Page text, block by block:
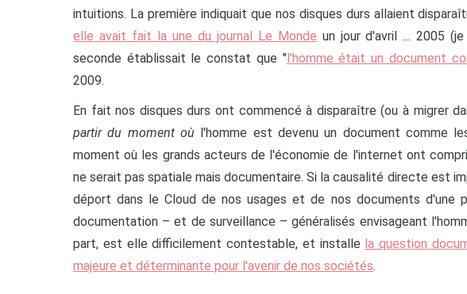
intuitions. La première indiquait que nos disques durs allaient
elle avait fait la une du journal Le Monde un jour d'avril … 2005
seconde établissait le constat que "l'homme était un document
2009.
En fait nos disques durs ont commencé à disparaître (ou à migrer
partir du moment où l'homme est devenu un document comme
moment où les grands acteurs de l'économie de l'internet ont
ne serait pas spatiale mais documentaire. Si la causalité directe est
déport dans le Cloud de nos usages et de nos documents d'une
documentation – et de surveillance – généralisés envisageant
part, est elle difficilement contestable, et installe la question
majeure et déterminante pour l'avenir de nos sociétés.